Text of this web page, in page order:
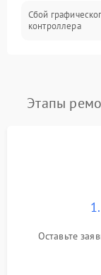
Сбой
контроллера
Этапы
Оставьте